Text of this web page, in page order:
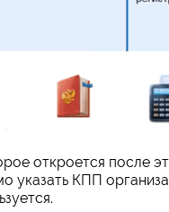
откроется после
указать КПП